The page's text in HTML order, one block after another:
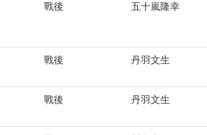
戰後 五十嵐隆幸
戰後 丹羽文生
戰後 丹羽文生